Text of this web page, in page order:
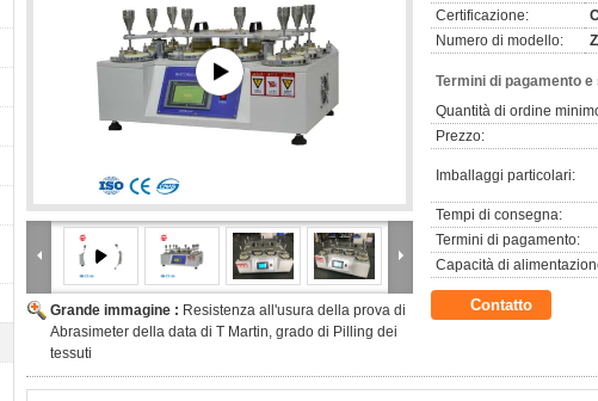
Grande immagine : Resistenza all'usura della prova di
Abrasimeter della data di T Martin, grado di Pilling dei
tessuti
Certificazione:
Numero di modello:
Termini di pagamento e
Quantità di ordine
Prezzo:
Imballaggi particolari:
Tempi di consegna:
Termini di pagamento:
Capacità di
Contatto